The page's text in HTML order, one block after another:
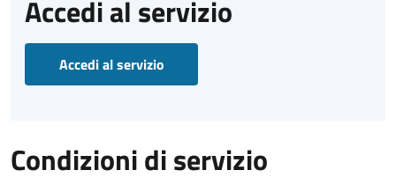
Accedi al servizio
Accedi al servizio
Condizioni di servizio